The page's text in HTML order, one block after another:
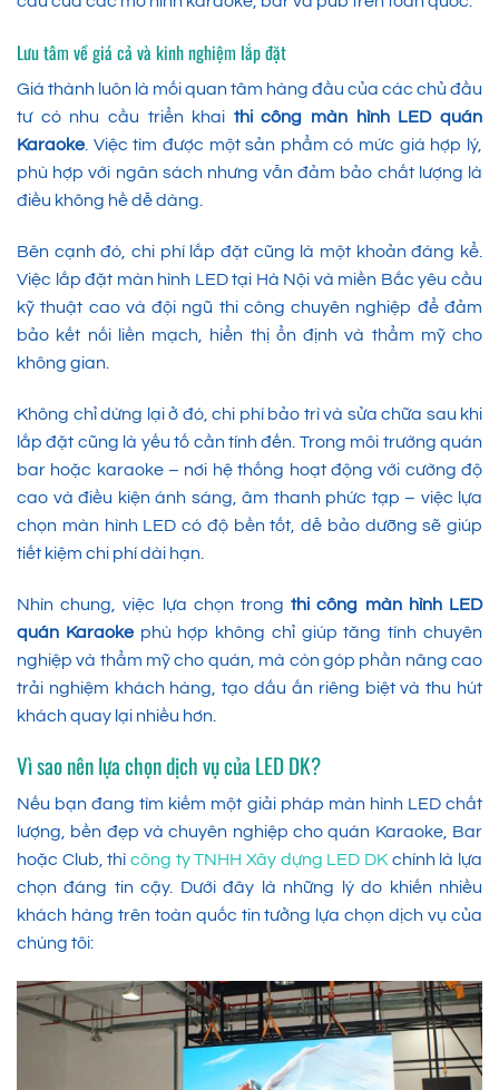
Lưu tâm về giá cả và kinh nghiệm lắp đặt
Giá thành luôn là mối quan tâm hàng đầu của các chủ đầu
tư có nhu cầu triển khai thi công màn hình LED quán
Karaoke. Việc tìm được một sản phẩm có mức giá hợp lý,
phù hợp với ngân sách nhưng vẫn đảm bảo chất lượng là
điều không hề dễ dàng.
Bên cạnh đó, chi phí lắp đặt cũng là một khoản đáng kể.
Việc lắp đặt màn hình LED tại Hà Nội và miền Bắc yêu cầu
kỹ thuật cao và đội ngũ thi công chuyên nghiệp để đảm
bảo kết nối liền mạch, hiển thị ổn định và thẩm mỹ cho
không gian.
Không chỉ dừng lại ở đó, chi phí bảo trì và sửa chữa sau khi
lắp đặt cũng là yếu tố cần tính đến. Trong môi trường quán
bar hoặc karaoke – nơi hệ thống hoạt động với cường độ
cao và điều kiện ánh sáng, âm thanh phức tạp – việc lựa
chọn màn hình LED có độ bền tốt, dễ bảo dưỡng sẽ giúp
tiết kiệm chi phí dài hạn.
Nhìn chung, việc lựa chọn trongthi công màn hình LED
quán Karaokephù hợp không chỉ giúp tăng tính chuyên
nghiệp và thẩm mỹ cho quán, mà còn góp phần nâng cao
trải nghiệm khách hàng, tạo dấu ấn riêng biệt và thu hút
khách quay lại nhiều hơn.
Vì sao nên lựa chọn dịch vụ của LED DK?
Nếu bạn đang tìm kiếm một giải pháp màn hình LED chất
lượng, bền đẹp và chuyên nghiệp cho quán Karaoke, Bar
hoặc Club, thì công ty TNHH Xây dựng LED DK chính là lựa
chọn đáng tin cậy. Dưới đây là những lý do khiến nhiều
khách hàng trên toàn quốc tin tưởng lựa chọn dịch vụ của
chúng tôi: